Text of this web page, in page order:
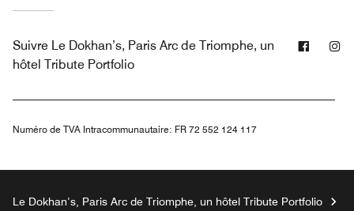
Suivre Le Dokhan’s, Paris Arc de Triomphe, un
hôtel Tribute Portfolio
Numéro de TVA Intracommunautaire: FR 72 552 124 117
Le Dokhan’s, Paris Arc de Triomphe, un hôtel Tribute Portfolio